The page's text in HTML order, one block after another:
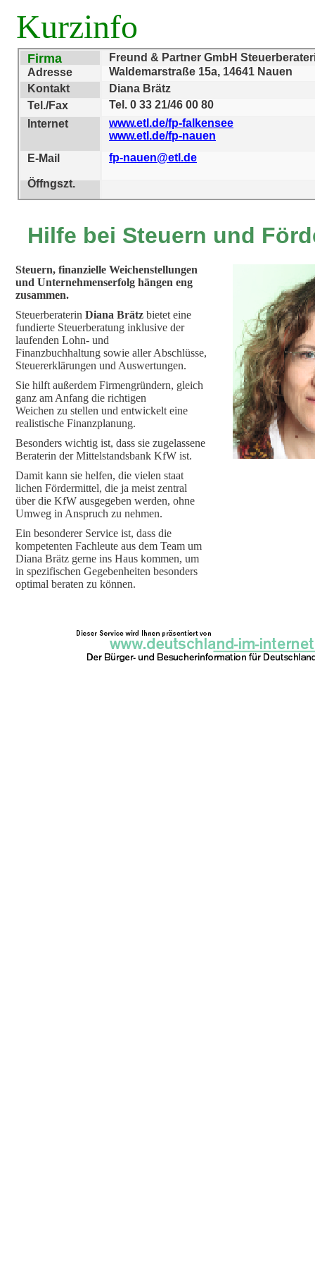
Steuern, finanzielle Weichenstellungen
und Unternehmenserfolg hängen eng
zusammen.
Steuerberaterin Diana Brätz bietet eine
fundierte Steuerberatung inklusive der
laufenden Lohn- und
Finanzbuchhaltung sowie aller Abschlüsse,
Steuererklärungen und Auswertungen.
Sie hilft außerdem Firmengründern, gleich
ganz am Anfang die richtigen
Weichen zu stellen und entwickelt eine
realistische Finanzplanung.
Besonders wichtig ist, dass sie zugelassene
Beraterin der Mittelstandsbank KfW ist.
Damit kann sie helfen, die vielen staat
lichen Fördermittel, die ja meist zentral
über die KfW ausgegeben werden, ohne
Umweg in Anspruch zu nehmen.
Ein besonderer Service ist, dass die
kompetenten Fachleute aus dem Team um
Diana Brätz gerne ins Haus kommen, um
in spezifischen Gegebenheiten besonders
optimal beraten zu können.
Hilfe bei Steuern und
Kurzinfo
Firma
Freund & Partner GmbH
Adresse
Waldemarstraße 15a, 14641 Nauen
Kontakt
Diana Brätz
Tel./Fax
Tel. 0 33 21/46 00 80
Internet
www.etl.de/fp-falkensee
www.etl.de/fp-nauen
E-Mail
fp-nauen@etl.de
Öffngszt.